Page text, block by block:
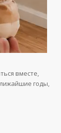
вместе,
годы,